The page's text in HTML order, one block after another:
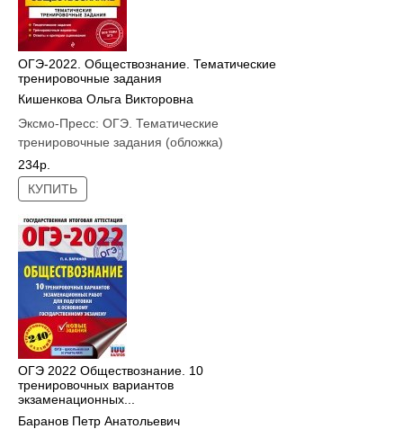
ОГЭ-2022. Обществознание. Тематические
тренировочные задания
Кишенкова Ольга Викторовна
Эксмо-Пресс: ОГЭ. Тематические
тренировочные задания (обложка)
234р.
КУПИТЬ
ОГЭ 2022 Обществознание. 10
тренировочных вариантов
экзаменационных...
Баранов Петр Анатольевич